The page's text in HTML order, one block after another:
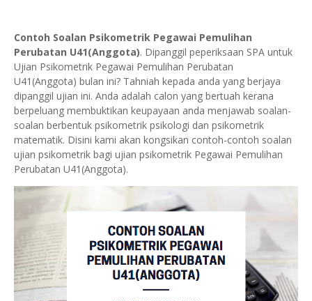
Contoh Soalan Psikometrik Pegawai Pemulihan
Perubatan U41(Anggota). Dipanggil peperiksaan SPA untuk
Ujian Psikometrik Pegawai Pemulihan Perubatan
U41(Anggota) bulan ini? Tahniah kepada anda yang berjaya
dipanggil ujian ini. Anda adalah calon yang bertuah kerana
berpeluang membuktikan keupayaan anda menjawab soalan-
soalan berbentuk psikometrik psikologi dan psikometrik
matematik. Disini kami akan kongsikan contoh-contoh soalan
ujian psikometrik bagi ujian psikometrik Pegawai Pemulihan
Perubatan U41(Anggota).